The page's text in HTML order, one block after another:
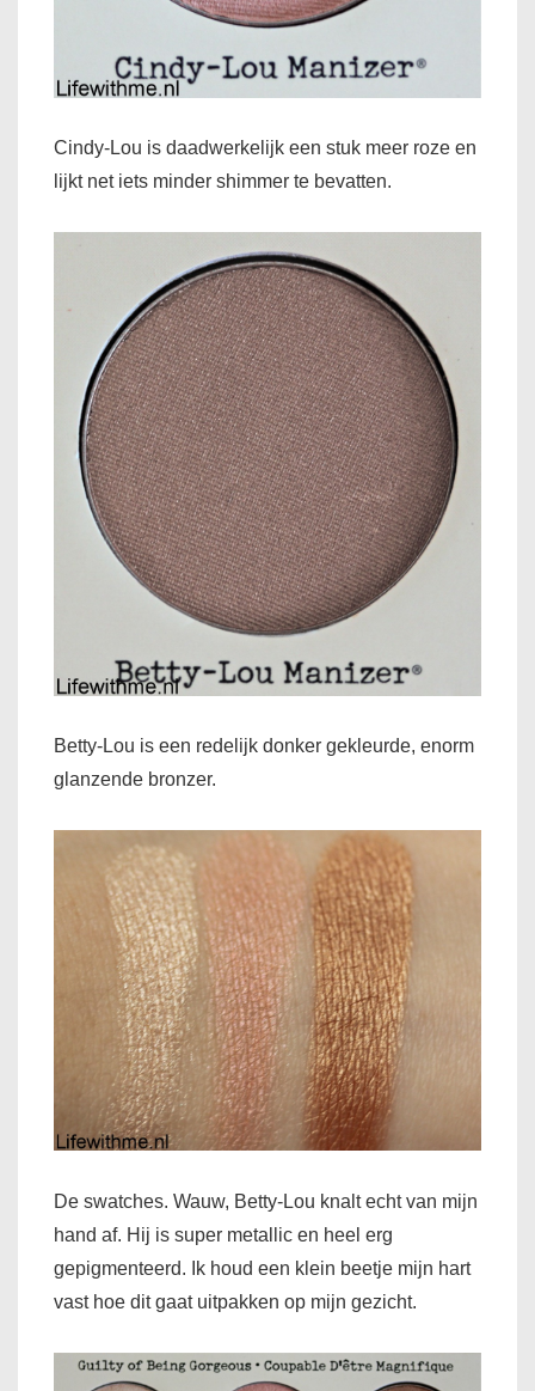
Cindy-Lou is daadwerkelijk een stuk meer roze en
lijkt net iets minder shimmer te bevatten.
Betty-Lou is een redelijk donker gekleurde, enorm
glanzende bronzer.
De swatches. Wauw, Betty-Lou knalt echt van mijn
hand af. Hij is super metallic en heel erg
gepigmenteerd. Ik houd een klein beetje mijn hart
vast hoe dit gaat uitpakken op mijn gezicht.